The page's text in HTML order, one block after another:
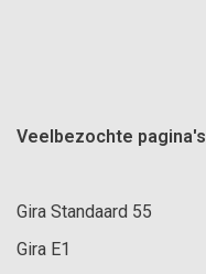
Veelbezochte pagina's
Gira Standaard 55
Gira E1